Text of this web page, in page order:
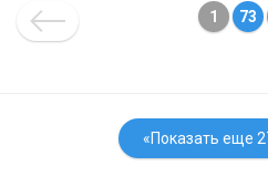
1 73
«Показать еще